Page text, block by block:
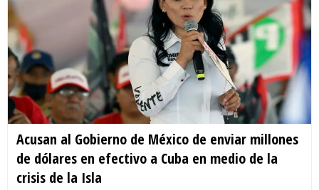
Acusan al Gobierno de México de enviar millones
de dólares en efectivo a Cuba en medio de la
crisis de la Isla